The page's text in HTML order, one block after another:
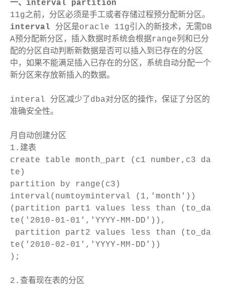
一、interval partition
11g之前，分区必须是手工或者存储过程预分配新分区。
interval 分区是oracle 11g引入的新技术，无需DB
A预分配新分区，插入数据时系统会根据range列和已分
配的分区自动判断新数据是否可以插入到已存在的分区
中，如果不能满足插入已存在的分区，系统自动分配一个
新分区来存放新插入的数据。
interal 分区减少了dba对分区的操作，保证了分区的
准确安全性。
月自动创建分区
1.建表
create table month_part (c1 number,c3 da
te)
partition by range(c3)
interval(numtoyminterval (1,'month'))
(partition part1 values less than (to_da
te('2010-01-01','YYYY-MM-DD')),
partition part2 values less than (to_da
te('2010-02-01','YYYY-MM-DD'))
);
2.查看现在表的分区